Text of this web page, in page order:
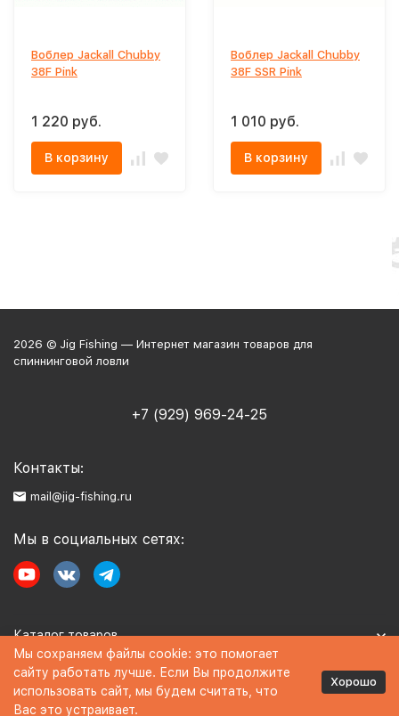
Воблер Jackall Chubby
38F Pink
1 220 руб.
В корзину
Воблер Jackall Chubby
38F SSR Pink
1 010 руб.
В корзину
2026 © Jig Fishing — Интернет магазин товаров для
спиннинговой ловли
+7 (929) 969-24-25
Контакты:
mail@jig-fishing.ru
Мы в социальных сетях:
Каталог товаров
Информация
Мы сохраняем файлы cookie: это помогает
сайту работать лучше. Если Вы продолжите
использовать сайт, мы будем считать, что
Вас это устраивает.
Хорошо